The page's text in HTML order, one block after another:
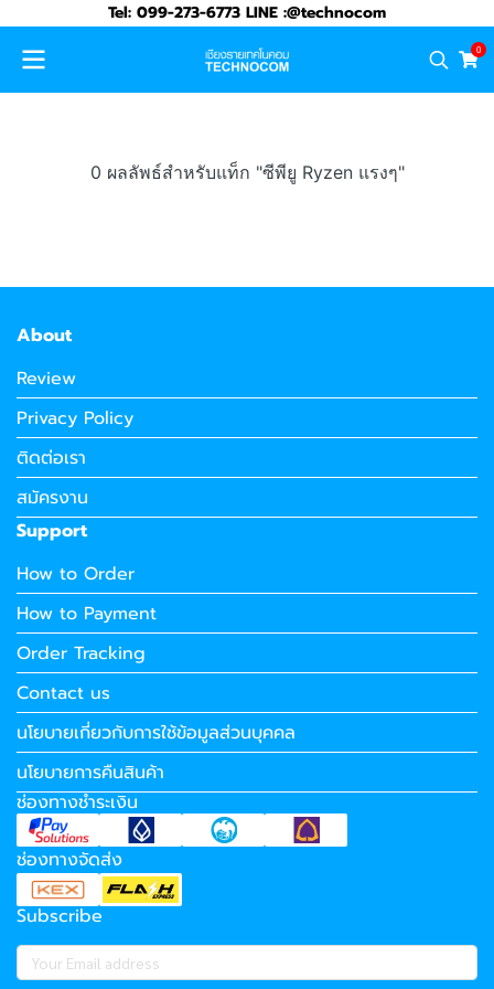
Tel: 099-273-6773 LINE :@technocom
0
0 ผลลัพธ์สำหรับแท็ก "ซีพียู Ryzen แรงๆ"
About
Review
Privacy Policy
ติดต่อเรา
สมัครงาน
Support
How to Order
How to Payment
Order Tracking
Contact us
นโยบายเกี่ยวกับการใช้ข้อมูลส่วนบุคคล
นโยบายการคืนสินค้า
ช่องทางชำระเงิน
ช่องทางจัดส่ง
Subscribe